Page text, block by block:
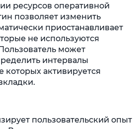
ресурсов оперативной
позволяет изменить
приостанавливает
не используются
может
интервалы
которых активируется
пользовательский опыт